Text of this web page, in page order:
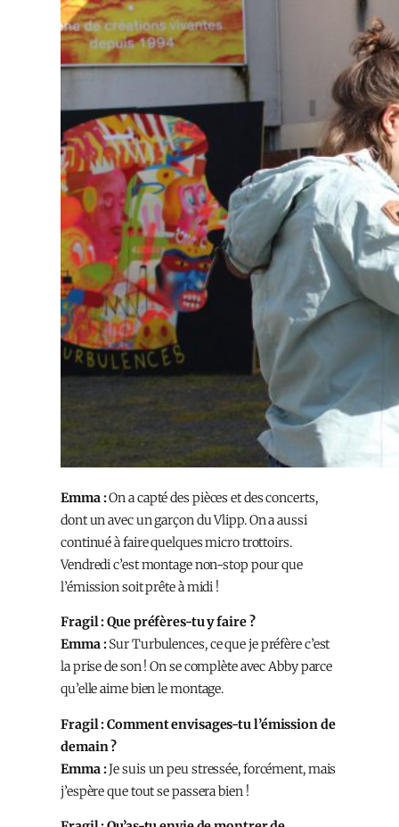
Emma :On a capté des pièces et des concerts,
dont un avec un garçon du Vlipp. On a aussi
continué à faire quelques micro trottoirs.
Vendredi c’est montage non-stop pour que
l’émission soit prête à midi !
Fragil : Que préfères-tu y faire ?
Emma :Sur Turbulences, ce que je préfère c’est
la prise de son ! On se complète avec Abby parce
qu’elle aime bien le montage.
Fragil : Comment envisages-tu l’émission de
demain ?
Emma :Je suis un peu stressée, forcément, mais
j’espère que tout se passera bien !